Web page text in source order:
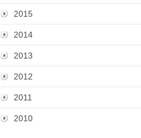
2015
2014
2013
2012
2011
2010